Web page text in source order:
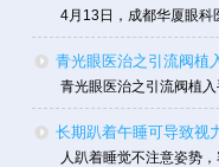
4月13日，成都华厦眼科
青光眼医治之引流阀植
青光眼医治之引流阀植入
长期趴着午睡可导致视
人趴着睡觉不注意姿势，